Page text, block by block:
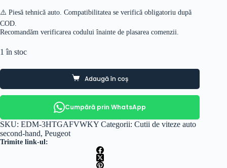
⚠️ Piesă tehnică auto. Compatibilitatea se verifică obligatoriu după
COD.
Recomandăm verificarea codului înainte de plasarea comenzii.
1 în stoc
Adaugă în coș
Cumpără prin WhatsApp
SKU: EDM-3HTGAFVWKY Categorii: Cutii de viteze auto
second-hand, Peugeot
Trimite link-ul: